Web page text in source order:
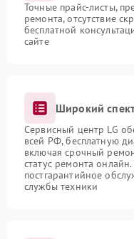
Точные прайс-листы,
ремонта, отсутствие
бесплатной
сайте
Широкий
Сервисный центр LG
всей РФ, бесплатную
включая срочный
статус ремонта
постгарантийное
службы техники